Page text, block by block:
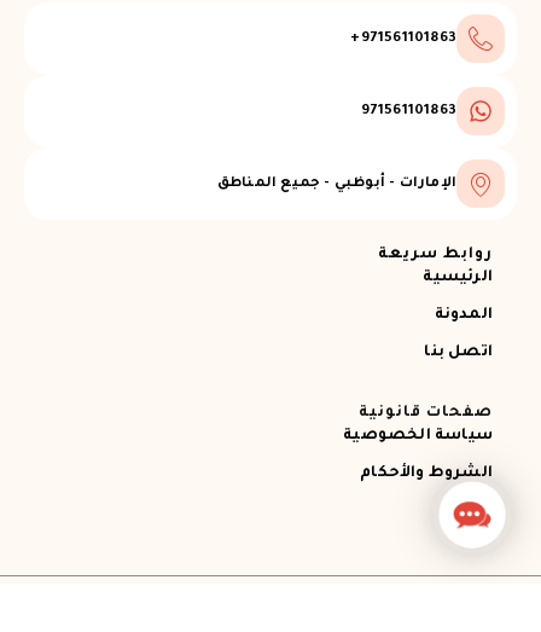
971561101863+
971561101863
الإمارات - أبوظبي - جميع المناطق
روابط سريعة
الرئيسية
المدونة
اتصل بنا
صفحات قانونية
سياسة الخصوصية
الشروط والأحكام
Contact
Us